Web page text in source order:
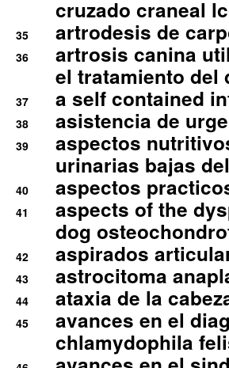
cruzado craneal
35 artrodesis de
36
artrosis canina
el tratamiento del
37 a self contained
38 asistencia de
39
aspectos
urinarias bajas
40 aspectos
41
aspects of the
dog
42 aspirados
43 astrocitoma
44 ataxia de la
45
avances en el
chlamydophila